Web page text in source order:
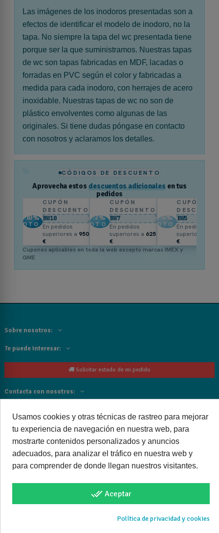
Las imágenes de los inodoros presentadas son a
efectos de identificar el modelo de inodoro, no la
tapa. No siempre la tapa del wc presentada tiene
porque ser la que suministramos. Nuestras tapas
de wc son tapas fabricadas en MDF, lacadas o
forradas en PVC según el color y fabricadas a
medida para cada inodoro, con herrajes de acero
inoxidable. Nuestras tapas de wc no son de
plástico envolventes como algunas de las
originales. Si tiene dudas póngase en contacto
con nosotros y aclaramos los detalles.
CÓDIGOS DE DESCUENTO
Aprovecha estos descuentos adicionales en tus
pedidos
10%
DTO.
CUPÓN
DESCUENTO
BW10
En pedidos
superiores a 950
€
7%
DTO.
CUPÓN
DESCUENTO
BW7
En pedidos
superiores a 625
€
5%
DTO.
CUPÓN
BW5
En pedidos
superiores a
€
Cupones aplicables en toda la web excepto marcas IMEX y
GME
Sobre nosotros:
Te puede interesar:
Solicitar estado de mi pedido
Contacta con nosotros:
Cancelar o devolver un pedido
Copyright © 2025 bañoweb- Todos los derechos reservados
Usamos cookies y otras técnicas de rastreo para mejorar
tu experiencia de navegación en nuestra web, para
mostrarte contenidos personalizados y anuncios
adecuados, para analizar el tráfico en nuestra web y
para comprender de donde llegan nuestros visitantes.
done_all Aceptar
Política de privacidad y cookies